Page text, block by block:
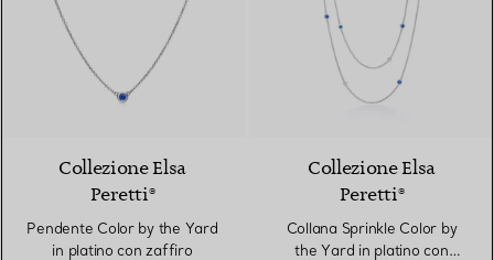
Collezione Elsa
Peretti®
Pendente Color by the Yard
in platino con zaffiro
Collezione Elsa
Peretti®
Collana Sprinkle Color by
the Yard in platino con